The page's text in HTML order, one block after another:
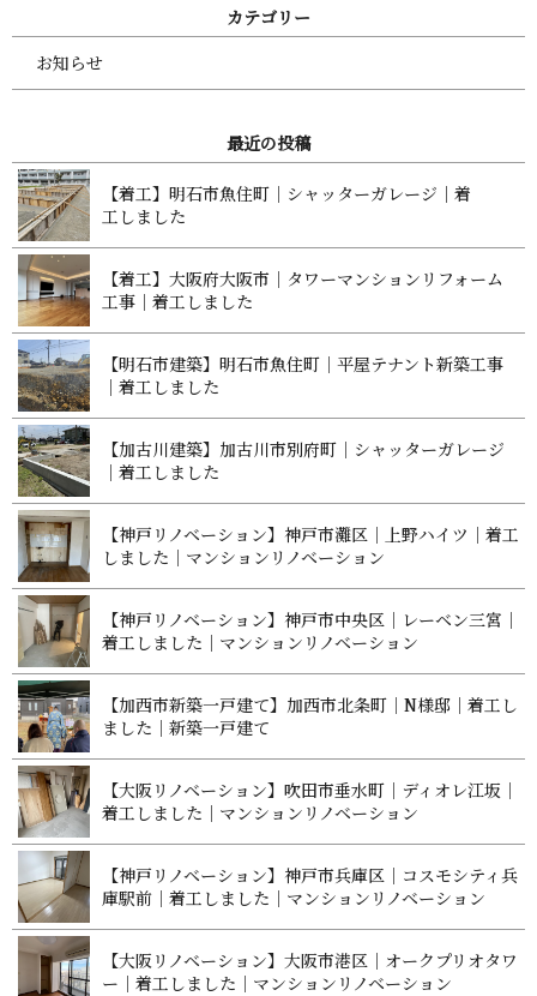
カ テ ゴ リ ー
お知らせ
最 近 の 投 稿
【着工】明石市魚住町｜シャッターガレージ｜着
工 し ま し た
【着工】大阪府大阪市｜タワーマンションリフォーム
工事｜着工 し ま し た
【明石市建築】明石市魚住町｜平屋テナント新築工事
｜着工 し ま し た
【加古川建築】加古川市別府町｜シャッターガレージ
｜着工 し ま し た
【神戸リノベーション】神戸市灘区｜上野ハイツ｜着工
しました｜マンションリノベ ー シ ョ ン
【神戸リノベーション】神戸市中央区｜レーベン三宮｜
着工しました｜マンションリノベ ー シ ョ ン
【加西市新築一戸建て】加西市北条町｜N様邸｜着工し
ました｜新築 一 戸 建 て
【大阪リノベーション】吹田市垂水町｜ディオレ江坂｜
着工しました｜マンションリノベ ー シ ョ ン
【神戸リノベーション】神戸市兵庫区｜コスモシティ兵
庫駅前｜着工しました｜マンションリノベ ー シ ョ ン
【大阪リノベーション】大阪市港区｜オークプリオタワ
ー｜着工しました｜マンションリノベ ー シ ョ ン